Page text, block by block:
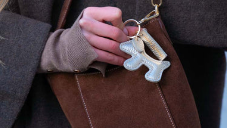
nocive ou irritante pour la peau.
GOTS, garantissant:
Un textile biologique réunissant des modes de confection durables
Le respect de l'environnement et des conditions de travail
La préservation des ressources et matières premières pour produire
les textiles
L'intervention d'organismes dédiés contrôlant le bon respect des
règles du label
, garantissant:
La protection des animaux, la préservation de l’environnement et la
nature et l’amélioration des conditions de travail des personnes qui
travaillent avec les troupeaux.